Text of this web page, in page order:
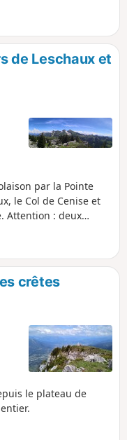
sur le bassin
du Jura au fond.
de Leschaux et
par la Pointe
le Col de Cenise et
crêtes
le plateau de